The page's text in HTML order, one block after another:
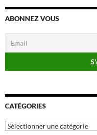
ABONNEZ VOUS
CATÉGORIES
Catégories